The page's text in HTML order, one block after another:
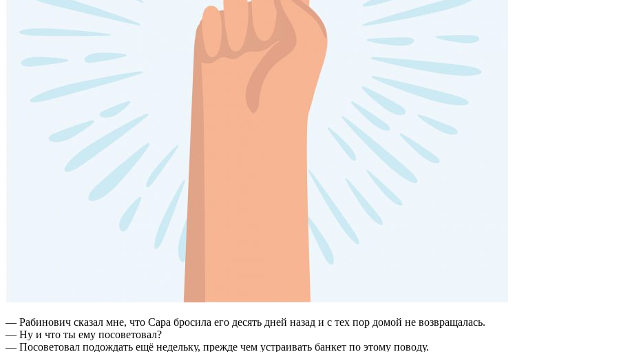
— Рабинович сказал мне, что Сара бросила его десять дней назад и с тех пор домой не возвращалась.
— Ну и что ты ему посоветовал?
— Посоветовал подождать ещё недельку, прежде чем устраивать банкет по этому поводу.